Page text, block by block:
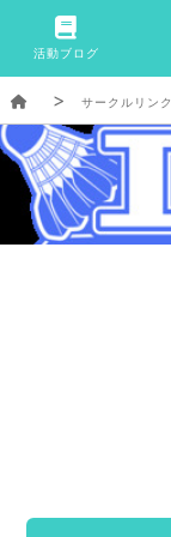
活動ブログ
サークルリンク